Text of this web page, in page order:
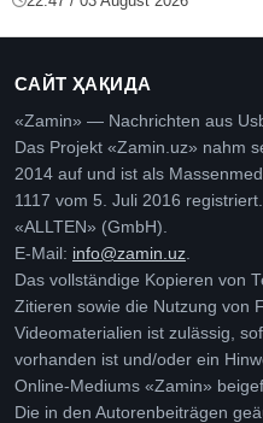
САЙТ ҲАҚИДА
«Zamin» — Nachrichten aus
Das Projekt «Zamin.uz» nahm
2014 auf und ist als
1117 vom 5. Juli 2016
«ALLTEN» (GmbH).
E-Mail: info@zamin.uz
Das vollständige Kopieren von
Zitieren sowie die Nutzung von
Videomaterialien ist zulässig,
vorhanden ist und/oder ein
Online-Mediums «Zamin»
Die in den Autorenbeiträgen